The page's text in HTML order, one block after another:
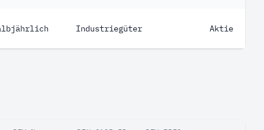
Industriegüter Aktie